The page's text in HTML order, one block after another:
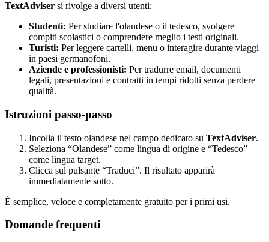
TextAdviser si rivolge a diversi utenti:
Studenti: Per studiare l'olandese o il tedesco, svolgere
compiti scolastici o comprendere meglio i testi originali.
Turisti: Per leggere cartelli, menu o interagire durante viaggi
in paesi germanofoni.
Aziende e professionisti: Per tradurre email, documenti
legali, presentazioni e contratti in tempi ridotti senza perdere
qualità.
Istruzioni passo-passo
Incolla il testo olandese nel campo dedicato su TextAdviser.
Seleziona “Olandese” come lingua di origine e “Tedesco”
come lingua target.
Clicca sul pulsante “Traduci”. Il risultato apparirà
immediatamente sotto.
È semplice, veloce e completamente gratuito per i primi usi.
Domande frequenti